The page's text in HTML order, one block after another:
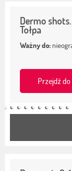
Dermo
Tołpa
Ważny do:
Przejdź